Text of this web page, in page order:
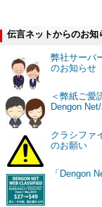
伝言ネットからのお知
弊社サーバ
のお知らせ
＜弊紙ご愛
Dengon
クラシファ
のお願い
「Dengon